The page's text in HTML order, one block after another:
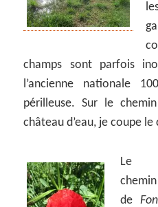
champs sont parfois
l’ancienne nationale
périlleuse. Sur le
château d’eau, je coupe le
Le
chemin
de